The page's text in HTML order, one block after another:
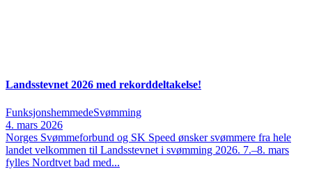
Landsstevnet 2026 med rekorddeltakelse!
FunksjonshemmedeSvømming
4. mars 2026
Norges Svømmeforbund og SK Speed ønsker svømmere fra hele
landet velkommen til Landsstevnet i svømming 2026. 7.–8. mars
fylles Nordtvet bad med...